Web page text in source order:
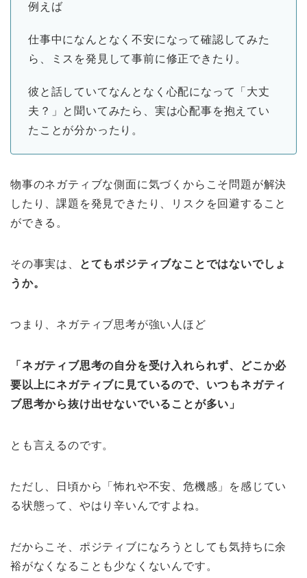
例えば
仕事中になんとなく不安になって確認してみた
ら、ミスを発見して事前に修正できたり。
彼と話していてなんとなく心配になって「大丈
夫？」と聞いてみたら、実は心配事を抱えてい
たことが分かったり。
物事のネガティブな側面に気づくからこそ問題が解決
したり、課題を発見できたり、リスクを回避すること
ができる。
その事実は、
とてもポジティブなことではないでしょ
うか。
つまり、ネガティブ思考が強い人ほど
「ネガティブ思考の自分を受け入れられず、どこか必
要以上にネガティブに見ているので、いつもネガティ
ブ思考から抜け出せないでいることが多い」
とも言えるのです。
ただし、日頃から「怖れや不安、危機感」を感じてい
る状態って、やはり辛いんですよね。
だからこそ、ポジティブになろうとしても気持ちに余
裕がなくなることも少なくないんです。